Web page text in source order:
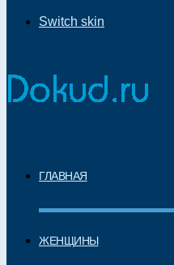
Switch skin
ГЛАВНАЯ
ЖЕНЩИНЫ